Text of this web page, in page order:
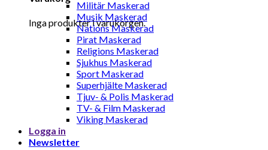
Inga produkter i varukorgen.
Militär Maskerad
Musik Maskerad
Nations Maskerad
Pirat Maskerad
Religions Maskerad
Sjukhus Maskerad
Sport Maskerad
Superhjälte Maskerad
Tjuv- & Polis Maskerad
TV- & Film Maskerad
Viking Maskerad
Logga in
Newsletter